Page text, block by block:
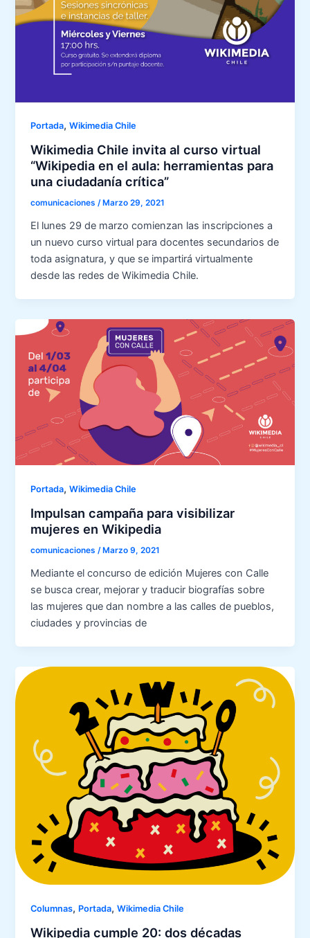
Portada,Wikimedia Chile
Wikimedia Chile invita al curso virtual
“Wikipedia en el aula: herramientas para
una ciudadanía crítica”
comunicaciones/ Marzo 29, 2021
El lunes 29 de marzo comienzan las inscripciones a
un nuevo curso virtual para docentes secundarios de
toda asignatura, y que se impartirá virtualmente
desde las redes de Wikimedia Chile.
Portada,Wikimedia Chile
Impulsan campaña para visibilizar
mujeres en Wikipedia
comunicaciones/ Marzo 9, 2021
Mediante el concurso de edición Mujeres con Calle
se busca crear, mejorar y traducir biografías sobre
las mujeres que dan nombre a las calles de pueblos,
ciudades y provincias de
Columnas, Portada,Wikimedia Chile
Wikipedia cumple 20: dos décadas